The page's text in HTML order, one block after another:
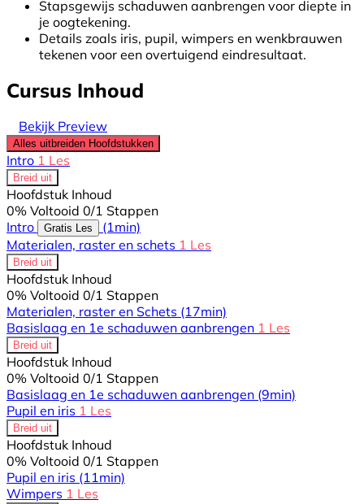
Stapsgewijs schaduwen aanbrengen voor diepte in
je oogtekening.
Details zoals iris, pupil, wimpers en wenkbrauwen
tekenen voor een overtuigend eindresultaat.
Cursus Inhoud
Bekijk Preview
Alles uitbreiden Hoofdstukken
Intro 1 Les
Breid uit
Hoofdstuk Inhoud
0% Voltooid 0/1 Stappen
Intro
Gratis Les
(1min)
Materialen, raster en schets 1 Les
Breid uit
Hoofdstuk Inhoud
0% Voltooid 0/1 Stappen
Materialen, raster en Schets (17min)
Basislaag en 1e schaduwen aanbrengen 1 Les
Breid uit
Hoofdstuk Inhoud
0% Voltooid 0/1 Stappen
Basislaag en 1e schaduwen aanbrengen (9min)
Pupil en iris 1 Les
Breid uit
Hoofdstuk Inhoud
0% Voltooid 0/1 Stappen
Pupil en iris (11min)
Wimpers 1 Les